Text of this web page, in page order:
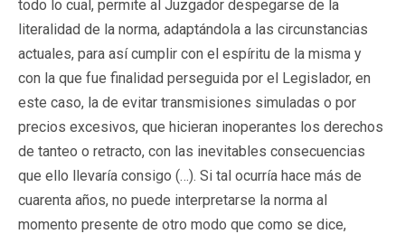
todo lo cual, permite al Juzgador despegarse de la
literalidad de la norma, adaptándola a las circunstancias
actuales, para así cumplir con el espíritu de la misma y
con la que fue finalidad perseguida por el Legislador, en
este caso, la de evitar transmisiones simuladas o por
precios excesivos, que hicieran inoperantes los derechos
de tanteo o retracto, con las inevitables consecuencias
que ello llevaría consigo (…). Si tal ocurría hace más de
cuarenta años, no puede interpretarse la norma al
momento presente de otro modo que como se dice,